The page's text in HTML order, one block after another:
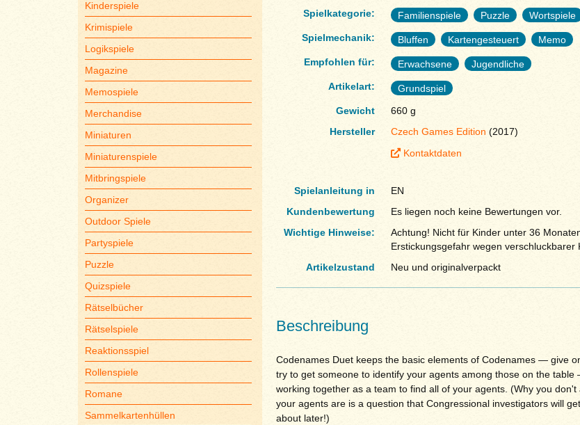
Kinderspiele
Krimispiele
Logikspiele
Magazine
Memospiele
Merchandise
Miniaturen
Miniaturenspiele
Mitbringspiele
Organizer
Outdoor Spiele
Partyspiele
Puzzle
Quizspiele
Rätselbücher
Rätselspiele
Reaktionsspiel
Rollenspiele
Romane
Sammelkartenhüllen
Spielkategorie:
Familienspiele Puzzle
Wortspiele
Spielmechanik:
Bluffen Kartengesteuert
Memo
Empfohlen für:
Erwachsene
Jugendliche
Artikelart:
Grundspiel
Gewicht
660 g
Hersteller
Czech Games Edition (2017)
Kontaktdaten
Spielanleitung in
EN
Kundenbewertung
Es liegen noch keine Bewertungen vor.
Wichtige Hinweise:
Achtung! Nicht für Kinder unter 36
Erstickungsgefahr wegen verschluckbarer
Artikelzustand
Neu und originalverpackt
Beschreibung
Codenames Duet keeps the basic elements of Codenames — give
try to get someone to identify your agents among those on the
working together as a team to find all of your agents. (Why you don't
your agents are is a question that Congressional investigators will
about later!)